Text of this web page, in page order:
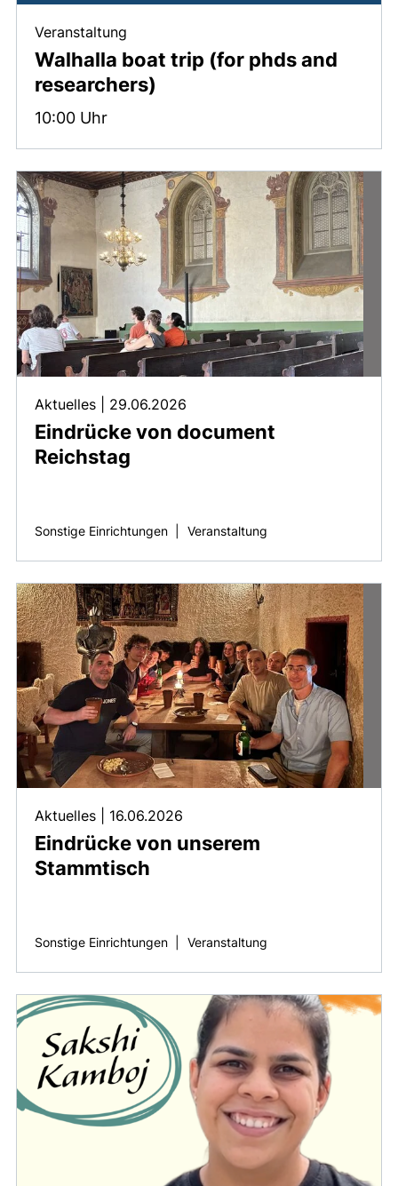
Walhalla boat trip (for phds and
researchers)
Veranstaltung
Zeit:
10:00 Uhr
Eindrücke von document
Reichstag
Aktuelles 29.06.2026
Sonstige Einrichtungen Veranstaltung
Eindrücke von unserem
Stammtisch
Aktuelles 16.06.2026
Sonstige Einrichtungen Veranstaltung